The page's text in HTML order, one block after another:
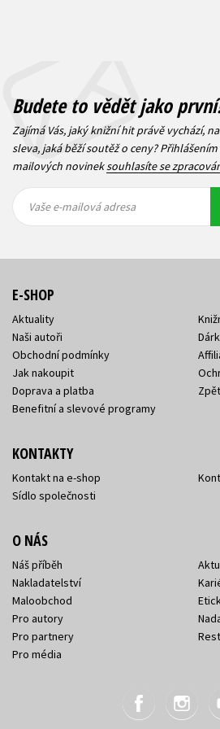
Budete to vědět jako
Zajímá Vás, jaký knižní hit právě vychází,
sleva, jaká běží soutěž o ceny?
mailových novineksouhlasíte se
mailová
mailová
Vaše e-mailová adresa
E-SHOP
Aktuality
Naši autoři
Obchodní podmínky
Jak nakoupit
Doprava a platba
Benefitní a slevové programy
KONTAKTY
Kontakt na e-shop
Sídlo společnosti
O NÁS
Náš příběh
Nakladatelství
Maloobchod
Pro autory
Pro partnery
Pro média